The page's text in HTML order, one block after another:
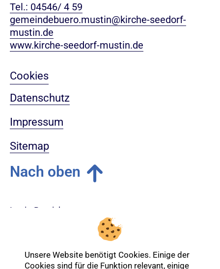
Tel.: 04546/ 4 59
gemeindebuero.mustin@kirche-seedorf-
mustin.de
www.kirche-seedorf-mustin.de
Cookies
Datenschutz
Impressum
Sitemap
Nach oben
Login-Bereich
Unsere Website benötigt Cookies. Einige der
Cookies sind für die Funktion relevant, einige